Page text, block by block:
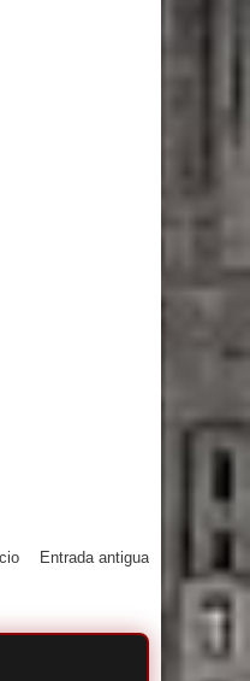
Entrada antigua